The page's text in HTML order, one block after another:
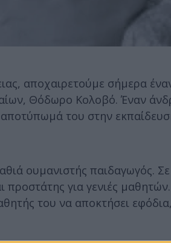
αποχαιρετούμε σήμερα
Θόδωρο Κολοβό. Έναν
του στην
ουμανιστής παιδαγωγός.
για γενιές
του να αποκτήσει